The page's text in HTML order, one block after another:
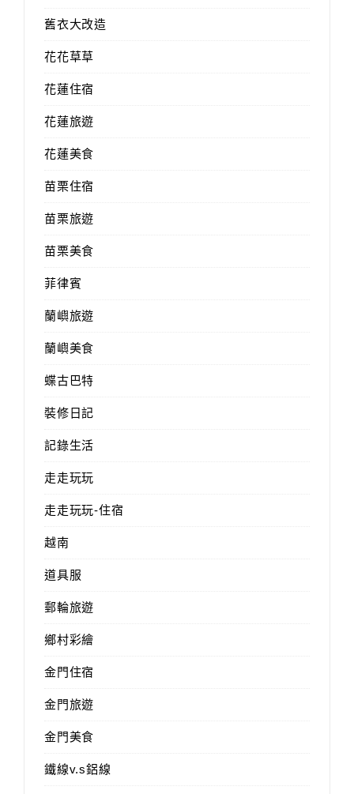
舊衣大改造
花花草草
花蓮住宿
花蓮旅遊
花蓮美食
苗栗住宿
苗栗旅遊
苗栗美食
菲律賓
蘭嶼旅遊
蘭嶼美食
蝶古巴特
裝修日記
記錄生活
走走玩玩
走走玩玩-住宿
越南
道具服
郵輪旅遊
鄉村彩繪
金門住宿
金門旅遊
金門美食
鐵線v.s鋁線